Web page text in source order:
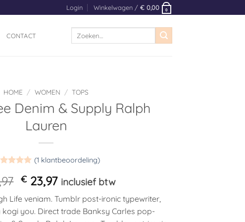
Login Winkelwagen / € 0,00 0
CONTACT
HOME / WOMEN / TOPS
Denim & Supply Ralph
Lauren
5
klant
(1 klantbeoordeling)
Oorspronkelijke
was:
€ 23,97.
€23,97Huidige
prijs
is:
€ 23,97.
inclusief btw
Life veniam. Tumblr post-ironic typewriter,
you. Direct trade Banksy Carles pop-